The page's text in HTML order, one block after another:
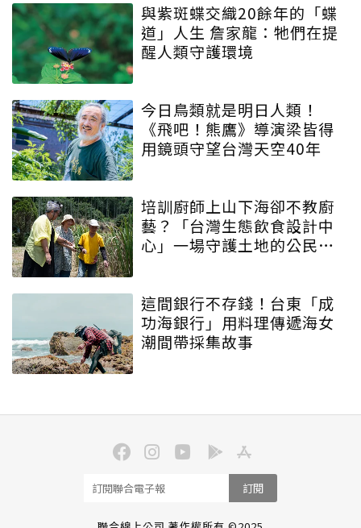
與紫斑蝶交織20餘年的「蝶
道」人生 詹家龍：牠們在提
醒人類守護環境
今日鳥類就是明日人類！
《飛吧！熊鷹》導演梁皆得
用鏡頭守望台灣天空40年
培訓廚師上山下海卻不教廚
藝？「台灣生態飲食設計中
心」一場守護土地的公民運
這間銀行不存錢！台東「成
功海銀行」用料理傳遞海女
潮間帶採集故事
訂閱